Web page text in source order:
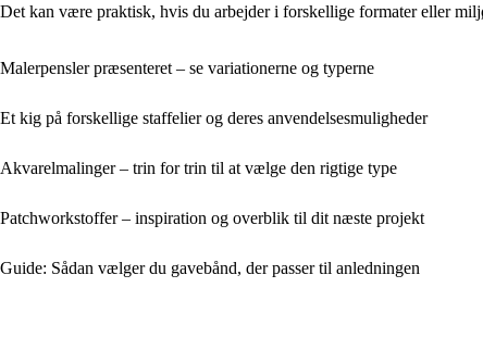
Det kan være praktisk, hvis du arbejder i forskellige formater eller
Malerpensler præsenteret – se variationerne og typerne
Et kig på forskellige staffelier og deres anvendelsesmuligheder
Akvarelmalinger – trin for trin til at vælge den rigtige type
Patchworkstoffer – inspiration og overblik til dit næste projekt
Guide: Sådan vælger du gavebånd, der passer til anledningen